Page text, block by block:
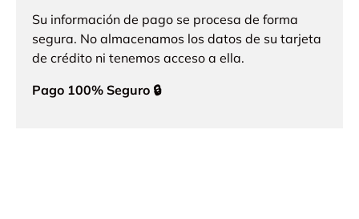
Su información de pago se procesa de forma
segura. No almacenamos los datos de su tarjeta
de crédito ni tenemos acceso a ella.
Pago 100% Seguro 🔒